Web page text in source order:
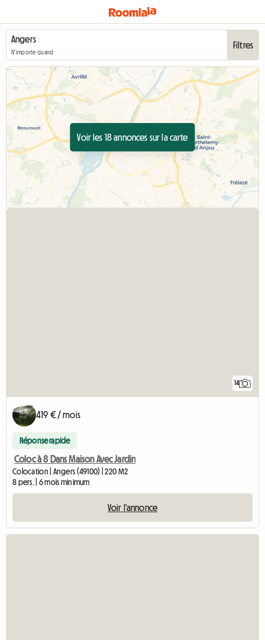
N'importe quand
Filtres
Voir les 18 annonces sur la carte
14
419 € / mois
Réponse rapide
Coloc à 8 Dans Maison Avec Jardin
Colocation | Angers (49100) | 220 M2
8 pers. | 6 mois minimum
Voir l'annonce